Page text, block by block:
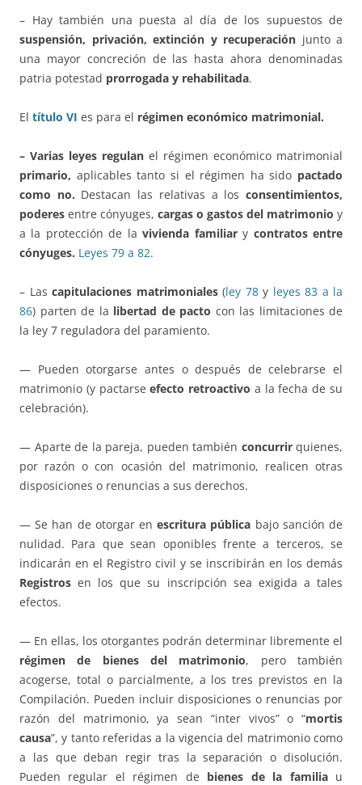
– Hay también una puesta al día de los supuestos de
suspensión, privación, extinción y recuperación junto a
una mayor concreción de las hasta ahora denominadas
patria potestad prorrogada y rehabilitada.
El título VI es para el régimen económico matrimonial.
– Varias leyes regulan el régimen económico matrimonial
primario, aplicables tanto si el régimen ha sido pactado
como no. Destacan las relativas a losconsentimientos,
poderes entre cónyuges, cargas o gastos del matrimonio y
a la protección de la vivienda familiary contratos entre
cónyuges. Leyes 79 a 82.
– Las capitulaciones matrimoniales (ley 78y leyes 83 a la
86) parten de la libertad de pacto con las limitaciones de
la ley 7 reguladora del paramiento.
— Pueden otorgarse antes o después de celebrarse el
matrimonio (y pactarseefecto retroactivo a la fecha de su
celebración).
— Aparte de la pareja, pueden también concurrirquienes,
por razón o con ocasión del matrimonio, realicen otras
disposiciones o renuncias a sus derechos.
— Se han de otorgar enescritura pública bajo sanción de
nulidad. Para que sean oponibles frente a terceros, se
indicarán en el Registro civil y se inscribirán en los demás
Registros en los que su inscripción sea exigida a tales
efectos.
— En ellas, los otorgantes podrán determinar libremente el
régimen de bienes del matrimonio, pero también
acogerse, total o parcialmente, a los tres previstos en la
Compilación. Pueden incluir disposiciones o renuncias por
razón del matrimonio, ya sean “inter vivos” o “mortis
causa”, y tanto referidas a la vigencia del matrimonio como
a las que deban regir tras la separación o disolución.
Pueden regular el régimen de bienes de la familiau